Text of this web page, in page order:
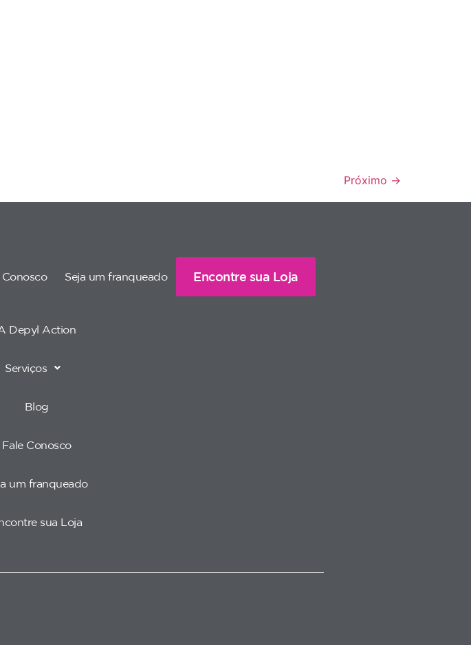
Próximo →
Conosco Seja um franqueado Encontre sua Loja
Depyl Action
Serviços
Blog
Fale Conosco
um franqueado
sua Loja